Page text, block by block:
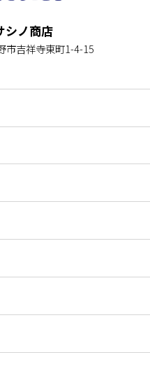
シノ商店
市吉祥寺東町1-4-15